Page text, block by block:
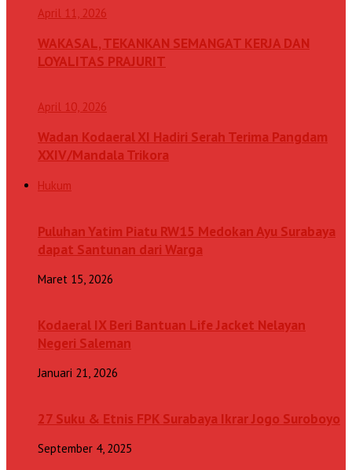
April 11, 2026
WAKASAL, TEKANKAN SEMANGAT KERJA DAN
LOYALITAS PRAJURIT
April 10, 2026
Wadan Kodaeral XI Hadiri Serah Terima Pangdam
XXIV/Mandala Trikora
Hukum
Puluhan Yatim Piatu RW15 Medokan Ayu Surabaya
dapat Santunan dari Warga
Maret 15, 2026
Kodaeral IX Beri Bantuan Life Jacket Nelayan
Negeri Saleman
Januari 21, 2026
27 Suku & Etnis FPK Surabaya Ikrar Jogo Suroboyo
September 4, 2025